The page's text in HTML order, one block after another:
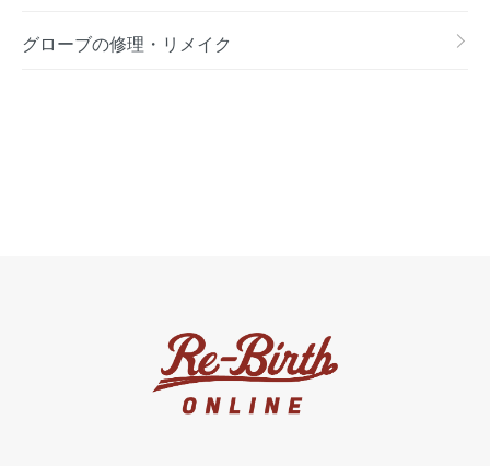
グローブの修理・リメイク